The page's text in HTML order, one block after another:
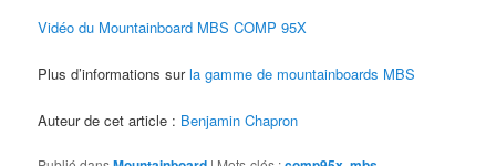
Vidéo du Mountainboard MBS COMP 95X
Plus d’informations surla gamme de mountainboards MBS
Auteur de cet article : Benjamin Chapron